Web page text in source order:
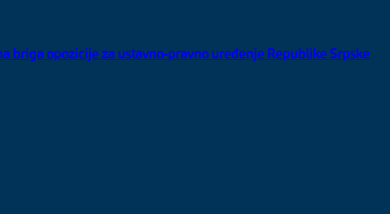
briga opozicije za ustavno-pravno uređenje Republike Srpske